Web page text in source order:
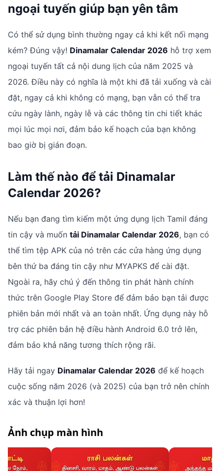
ngoại tuyến giúp bạn yên tâm
Có thể sử dụng bình thường ngay cả khi kết nối mạng
kém? Đúng vậy! Dinamalar Calendar 2026 hỗ trợ xem
ngoại tuyến tất cả nội dung lịch của năm 2025 và
2026. Điều này có nghĩa là một khi đã tải xuống và cài
đặt, ngay cả khi không có mạng, bạn vẫn có thể tra
cứu ngày lành, ngày lễ và các thông tin chi tiết khác
mọi lúc mọi nơi, đảm bảo kế hoạch của bạn không
bao giờ bị gián đoạn.
Làm thế nào để tải Dinamalar
Calendar 2026?
Nếu bạn đang tìm kiếm một ứng dụng lịch Tamil đáng
tin cậy và muốn tải Dinamalar Calendar 2026, bạn có
thể tìm tệp APK của nó trên các cửa hàng ứng dụng
bên thứ ba đáng tin cậy như MYAPKS để cài đặt.
Ngoài ra, hãy chú ý đến thông tin phát hành chính
thức trên Google Play Store để đảm bảo bạn tải được
phiên bản mới nhất và an toàn nhất. Ứng dụng này hỗ
trợ các phiên bản hệ điều hành Android 6.0 trở lên,
đảm bảo khả năng tương thích rộng rãi.
Hãy tải ngay Dinamalar Calendar 2026 để kế hoạch
cuộc sống năm 2026 (và 2025) của bạn trở nên chính
xác và thuận lợi hơn!
Ảnh chụp màn hình